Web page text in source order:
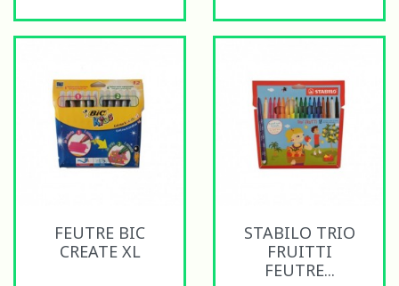
FEUTRE BIC
CREATE XL
STABILO TRIO
FRUITTI
FEUTRE...